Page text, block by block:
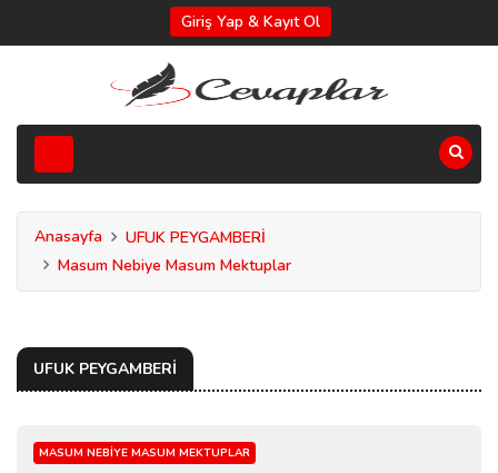
Giriş Yap & Kayıt Ol
Anasayfa
UFUK PEYGAMBERİ
Masum Nebiye Masum Mektuplar
UFUK PEYGAMBERİ
MASUM NEBIYE MASUM MEKTUPLAR